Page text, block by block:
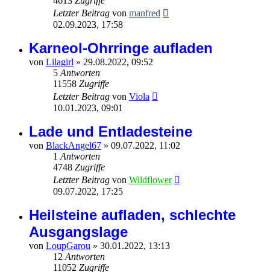
Letzter Beitrag von manfred
02.09.2023, 17:58
Karneol-Ohrringe aufladen
von Lilagirl » 29.08.2022, 09:52
5 Antworten
11558 Zugriffe
Letzter Beitrag von Viola
10.01.2023, 09:01
Lade und Entladesteine
von BlackAngel67 » 09.07.2022, 11:02
1 Antworten
4748 Zugriffe
Letzter Beitrag von Wildflower
09.07.2022, 17:25
Heilsteine aufladen, schlechte
Ausgangslage
von LoupGarou » 30.01.2022, 13:13
12 Antworten
11052 Zugriffe